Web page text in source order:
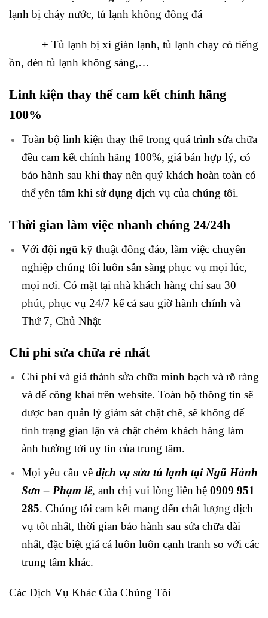
lạnh bị chảy nước, tủ lạnh không đông đá
+ Tủ lạnh bị xì giàn lạnh, tủ lạnh chạy có tiếng
ồn, đèn tủ lạnh không sáng,…
Linh kiện thay thế cam kết chính hãng
100%
Toàn bộ linh kiện thay thế trong quá trình sửa chữa
đều cam kết chính hãng 100%, giá bán hợp lý, có
bảo hành sau khi thay nên quý khách hoàn toàn có
thể yên tâm khi sử dụng dịch vụ của chúng tôi.
Thời gian làm việc nhanh chóng 24/24h
Với đội ngũ kỹ thuật đông đảo, làm việc chuyên
nghiệp chúng tôi luôn sẵn sàng phục vụ mọi lúc,
mọi nơi. Có mặt tại nhà khách hàng chỉ sau 30
phút, phục vụ 24/7 kể cả sau giờ hành chính và
Thứ 7, Chủ Nhật
Chi phí sửa chữa rẻ nhất
Chi phí và giá thành sửa chữa minh bạch và rõ ràng
và để công khai trên website. Toàn bộ thông tin sẽ
được ban quản lý giám sát chặt chẽ, sẽ không để
tình trạng gian lận và chặt chém khách hàng làm
ảnh hưởng tới uy tín của trung tâm.
Mọi yêu cầu về dịch vụ sửa tủ lạnh tại Ngũ Hành
Sơn – Phạm lê, anh chị vui lòng liên hệ 0909 951
285. Chúng tôi cam kết mang đến chất lượng dịch
vụ tốt nhất, thời gian bảo hành sau sửa chữa dài
nhất, đặc biệt giá cả luôn luôn cạnh tranh so với các
trung tâm khác.
Các Dịch Vụ Khác Của Chúng Tôi